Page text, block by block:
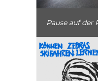
Pause auf der